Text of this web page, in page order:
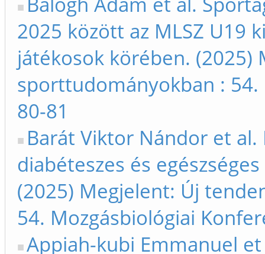
2025 között az MLSZ U19
játékosok körében. (2025)
sporttudományokban :
80-81
Barát Viktor Nándor et
diabéteszes és
(2025) Megjelent: Új
54. Mozgásbiológiai
Appiah-kubi Emmanuel